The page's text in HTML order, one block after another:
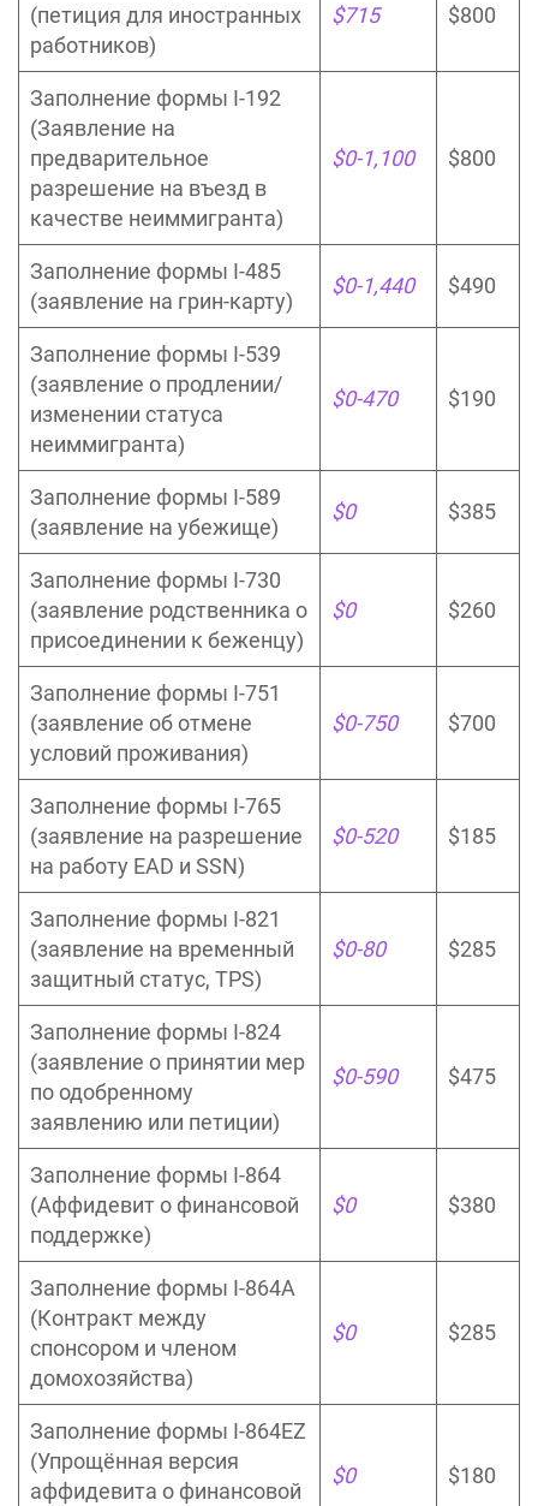
(петиция для иностранных
работников)
$715 $800
Заполнение формы I-192
(Заявление на
предварительное
разрешение на въезд в
качестве неиммигранта)
$0-1,100 $800
Заполнение формы I-485
(заявление на грин-карту)
$0-1,440 $490
Заполнение формы I-539
(заявление о продлении/
изменении статуса
неиммигранта)
$0-470 $190
Заполнение формы I-589
(заявление на убежище)
$0 $385
Заполнение формы I-730
(заявление родственника о
присоединении к беженцу)
$0 $260
Заполнение формы I-751
(заявление об отмене
условий проживания)
$0-750 $700
Заполнение формы I-765
(заявление на разрешение
на работу EAD и SSN)
$0-520 $185
Заполнение формы I-821
(заявление на временный
защитный статус, TPS)
$0-80 $285
Заполнение формы I-824
(заявление о принятии мер
по одобренному
заявлению или петиции)
$0-590 $475
Заполнение формы I-864
(Аффидевит о финансовой
поддержке)
$0 $380
Заполнение формы I-864A
(Контракт между
спонсором и членом
домохозяйства)
$0 $285
Заполнение формы I-864EZ
(Упрощённая версия
аффидевита о финансовой
$0 $180